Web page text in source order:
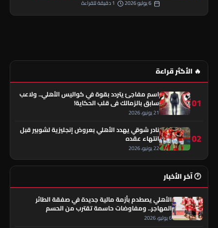
🔥 الأكثر قراءة
01
اسم مفاجئ يتردد بقوة في كواليس الأهلي.. ولاعب
سابق بالزمالك في قلب الحكاية!
21 يونيو، 2026
02
نادر شوقي يهدد الأهلي بعروض إنجليزية لشوبير قبل
انتهاء عقده
22 يونيو، 2026
🕐 آخر الأخبار
الأهلي يصطدم بأزمة مالية جديدة في صفقة الطائر
المهاجر.. ومفاوضات حاسمة تقترب من الحسم
6 يوليو، 2026